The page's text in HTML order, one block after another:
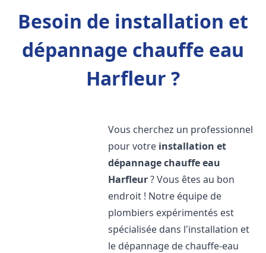
Besoin de installation et
dépannage chauffe eau
Harfleur ?
Vous cherchez un professionnel
pour votre installation et
dépannage chauffe eau
Harfleur? Vous êtes au bon
endroit ! Notre équipe de
plombiers expérimentés est
spécialisée dans l'installation et
le dépannage de chauffe-eau